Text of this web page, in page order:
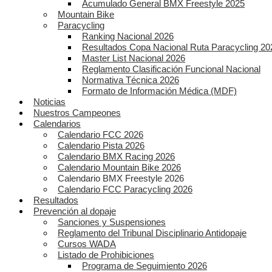
Acumulado General BMX Freestyle 2025
Mountain Bike
Paracycling
Ranking Nacional 2026
Resultados Copa Nacional Ruta Paracycling
Master List Nacional 2026
Reglamento Clasificación Funcional Nacional
Normativa Técnica 2026
Formato de Información Médica (MDF)
Noticias
Nuestros Campeones
Calendarios
Calendario FCC 2026
Calendario Pista 2026
Calendario BMX Racing 2026
Calendario Mountain Bike 2026
Calendario BMX Freestyle 2026
Calendario FCC Paracycling 2026
Resultados
Prevención al dopaje
Sanciones y Suspensiones
Reglamento del Tribunal Disciplinario Antidopaje
Cursos WADA
Listado de Prohibiciones
Programa de Seguimiento 2026